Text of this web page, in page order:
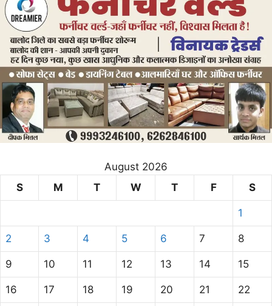
August 2026
S
M T W T F S
1
2 3 4 5 6 7 8
9 10 11 12 13 14 15
16 17 18 19 20 21 22